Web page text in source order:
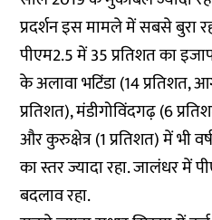
प्रदर्शन इस मामले में सबसे बुरा
पीएम2.5 में 35 प्रतिशत का
के अलावा भटिंडा (14 प्रतिशत,
प्रतिशत), मंडीगोविंदगढ़ (6
और कुरुक्षेत्र (1 प्रतिशत) में भी
का स्तर ज्यादा रहा. जालंधर में
बदलाव रहा.